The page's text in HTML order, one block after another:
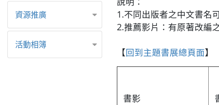
資源推廣
活動相簿
1.不同出版者之中文書名
2.推薦影片：有原著改編
【回到主題書展總頁面】
書影